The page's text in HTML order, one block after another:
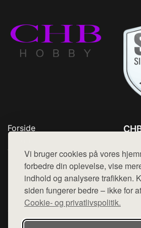
Vi bruger cookies på vores
forbedre din oplevelse, vise
indhold og analysere trafikken.
siden fungerer bedre – ikke for
Cookie- og privatlivspolitik.
Forside
Top Rabatter
Kontakt